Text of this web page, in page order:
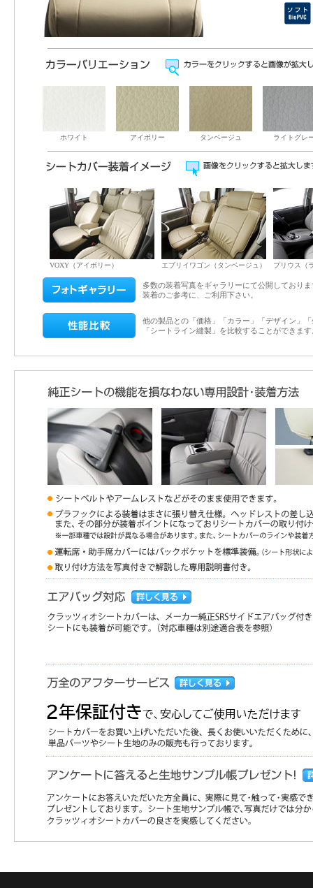
ホワイト アイボリー タンベージュ ライトグレ
VOXY（アイボリー） エブリイワゴン（タンベージュ） プリウス（
多数の装着写真をギャラリーにて公開しており
装着のご参考に、ご利用下さい。
他の製品との「価格」「カラー」「デザイン」
「シートライン縫製」を比較することができます